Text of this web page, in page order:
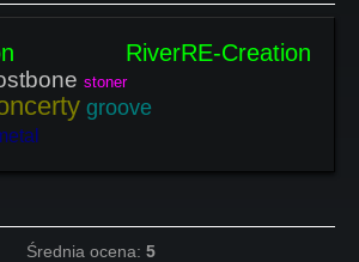
RiverRE-Creation
stoner
groove
Średnia ocena: 5